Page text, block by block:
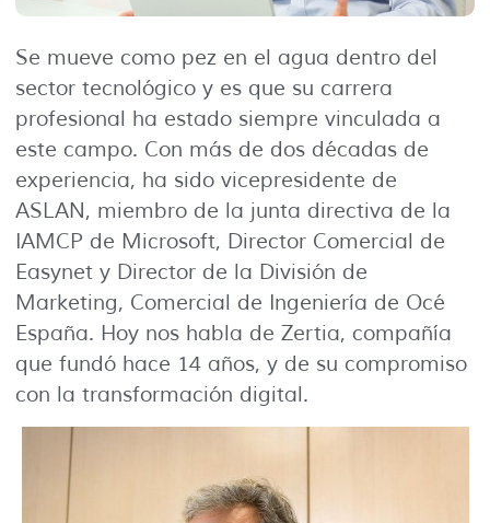
Se mueve como pez en el agua dentro del
sector tecnológico y es que su carrera
profesional ha estado siempre vinculada a
este campo. Con más de dos décadas de
experiencia, ha sido vicepresidente de
ASLAN, miembro de la junta directiva de la
IAMCP de Microsoft, Director Comercial de
Easynet y Director de la División de
Marketing, Comercial de Ingeniería de Océ
España. Hoy nos habla de Zertia, compañía
que fundó hace 14 años, y de su compromiso
con la transformación digital.